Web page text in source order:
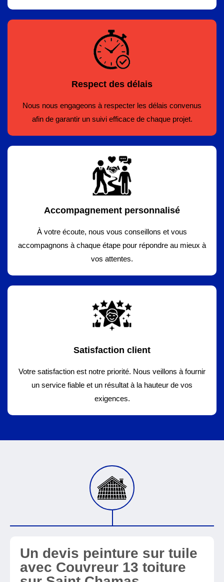
Respect des délais
Nous nous engageons à respecter les délais convenus
afin de garantir un suivi efficace de chaque projet.
Accompagnement personnalisé
À votre écoute, nous vous conseillons et vous
accompagnons à chaque étape pour répondre au mieux à
vos attentes.
Satisfaction client
Votre satisfaction est notre priorité. Nous veillons à fournir
un service fiable et un résultat à la hauteur de vos
exigences.
Un devis peinture sur tuile
avec Couvreur 13 toiture